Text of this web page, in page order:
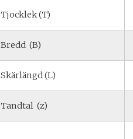
Tjocklek (T)
Bredd (B)
Skärlängd (L)
Tandtal (z)